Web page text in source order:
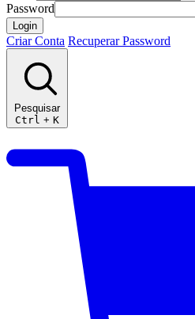
Password
Login
Criar Conta Recuperar Password
Pesquisar
Ctrl + K